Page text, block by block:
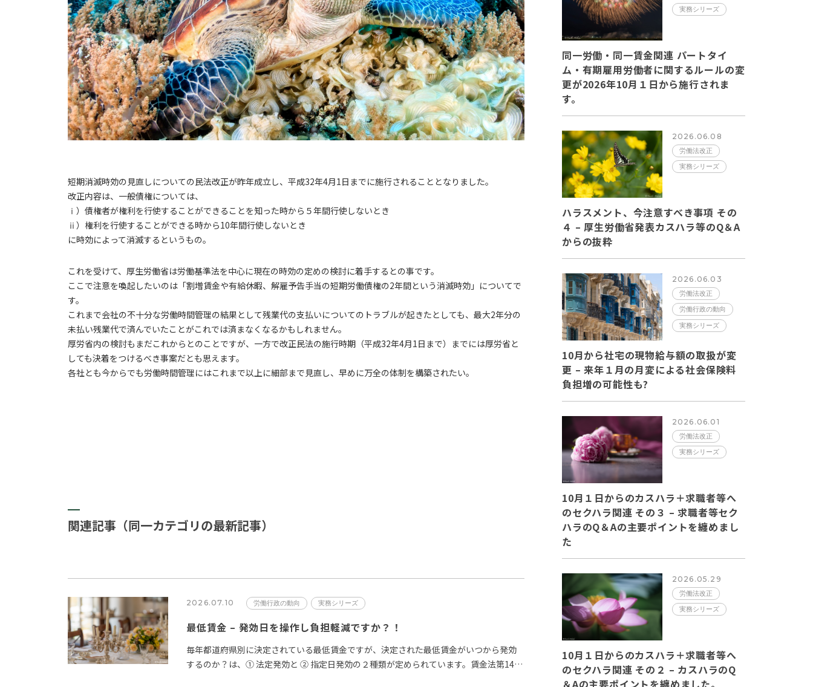
短期消滅時効の見直しについての民法改正が昨年成立し、平成32年4月1日までに施行されることとなりました。
改正内容は、一般債権については、
ⅰ）債権者が権利を行使することができることを知った時から５年間行使しないとき
ⅱ）権利を行使することができる時から10年間行使しないとき
に時効によって消滅するというもの。
これを受けて、厚生労働省は労働基準法を中心に現在の時効の定めの検討に着手するとの事です。
ここで注意を喚起したいのは「割増賃金や有給休暇、解雇予告手当の短期労働債権の2年間という消滅時効」についてで
す。
これまで会社の不十分な労働時間管理の結果として残業代の支払いについてのトラブルが起きたとしても、最大2年分の
未払い残業代で済んでいたことがこれでは済まなくなるかもしれません。
厚労省内の検討もまだこれからとのことですが、一方で改正民法の施行時期（平成32年4月1日まで）までには厚労省と
しても決着をつけるべき事案だとも思えます。
各社とも今からでも労働時間管理にはこれまで以上に細部まで見直し、早めに万全の体制を構築されたい。
関連記事（同一カテゴリの最新記事）
2026.07.10 労働行政の動向 実務シリーズ
最低賃金 – 発効日を操作し負担軽減ですか？！
毎年都道府県別に決定されている最低賃金ですが、決定された最低賃金がいつから発効
するのか？は、① 法定発効と ② 指定日発効の２種類が定められています。賃金法第14条
実務シリーズ
同一労働・同一賃金関連 パートタイ
ム・有期雇用労働者に関するルールの変
更が2026年10月１日から施行されま
す。
2026.06.08
労働法改正
実務シリーズ
ハラスメント、今注意すべき事項 その
４ – 厚生労働省発表カスハラ等のQ＆A
からの抜粋
2026.06.03
労働法改正
労働行政の動向
実務シリーズ
10月から社宅の現物給与額の取扱が変
更 – 来年１月の月変による社会保険料
負担増の可能性も?
2026.06.01
労働法改正
実務シリーズ
10月１日からのカスハラ＋求職者等へ
のセクハラ関連 その３ – 求職者等セク
ハラのQ＆Aの主要ポイントを纏めまし
た
2026.05.29
労働法改正
実務シリーズ
10月１日からのカスハラ＋求職者等へ
のセクハラ関連 その２ – カスハラのQ
＆Aの主要ポイントを纏めました。